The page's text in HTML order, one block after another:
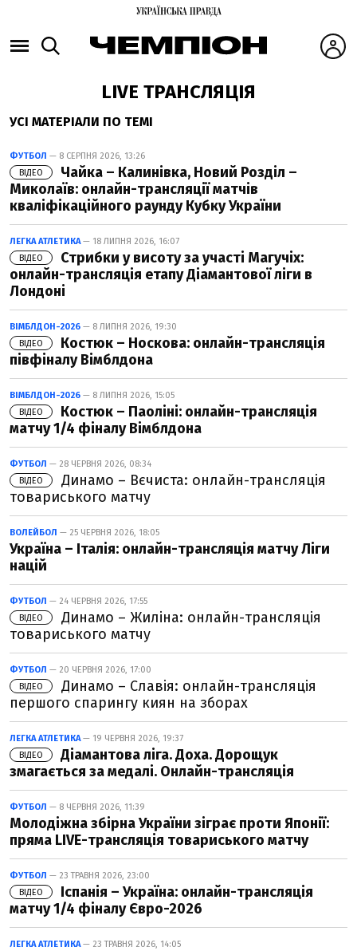
LIVE ТРАНСЛЯЦІЯ
УСІ МАТЕРІАЛИ ПО ТЕМІ
ФУТБОЛ — 8 СЕРПНЯ 2026, 13:26
ВІДЕО
Чайка – Калинівка, Новий Розділ –
Миколаїв: онлайн-трансляції матчів
кваліфікаційного раунду Кубку України
ЛЕГКА АТЛЕТИКА— 18 ЛИПНЯ 2026, 16:07
ВІДЕО
Стрибки у висоту за участі Магучіх:
онлайн-трансляція етапу Діамантової ліги в
Лондоні
ВІМБЛДОН-2026 — 8 ЛИПНЯ 2026, 19:30
ВІДЕО
Костюк – Носкова: онлайн-трансляція
півфіналу Вімблдона
ВІМБЛДОН-2026 — 8 ЛИПНЯ 2026, 15:05
ВІДЕО
Костюк – Паоліні: онлайн-трансляція
матчу 1/4 фіналу Вімблдона
ФУТБОЛ — 28 ЧЕРВНЯ 2026, 08:34
ВІДЕО
Динамо – Вєчиста: онлайн-трансляція
товариського матчу
ВОЛЕЙБОЛ — 25 ЧЕРВНЯ 2026, 18:05
Україна – Італія: онлайн-трансляція матчу Ліги
націй
ФУТБОЛ — 24 ЧЕРВНЯ 2026, 17:55
ВІДЕО
Динамо – Жиліна: онлайн-трансляція
товариського матчу
ФУТБОЛ — 20 ЧЕРВНЯ 2026, 17:00
ВІДЕО
Динамо – Славія: онлайн-трансляція
першого спарингу киян на зборах
ЛЕГКА АТЛЕТИКА— 19 ЧЕРВНЯ 2026, 19:37
ВІДЕО
Діамантова ліга. Доха. Дорощук
змагається за медалі. Онлайн-трансляція
ФУТБОЛ — 8 ЧЕРВНЯ 2026, 11:39
Молодіжна збірна України зіграє проти Японії:
пряма LIVE-трансляція товариського матчу
ФУТБОЛ — 23 ТРАВНЯ 2026, 23:00
ВІДЕО
Іспанія – Україна: онлайн-трансляція
матчу 1/4 фіналу Євро-2026
ЛЕГКА АТЛЕТИКА— 23 ТРАВНЯ 2026, 14:05